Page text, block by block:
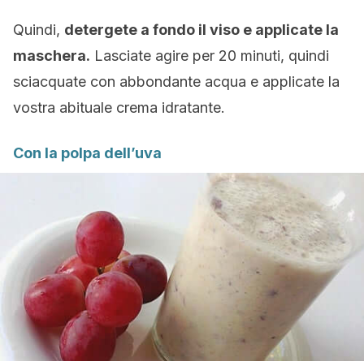
Quindi, detergete a fondo il viso e applicate la
maschera. Lasciate agire per 20 minuti, quindi
sciacquate con abbondante acqua e applicate la
vostra abituale crema idratante.
Con la polpa dell’uva